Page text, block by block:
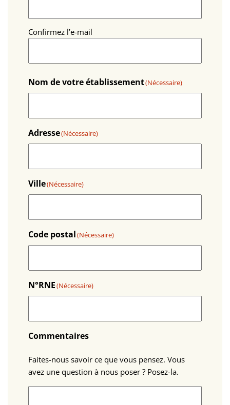
Confirmez l’e-mail
Nom de votre établissement(Nécessaire)
Adresse(Nécessaire)
Ville(Nécessaire)
Code postal(Nécessaire)
N°RNE(Nécessaire)
Commentaires
Faites-nous savoir ce que vous pensez. Vous
avez une question à nous poser ? Posez-la.